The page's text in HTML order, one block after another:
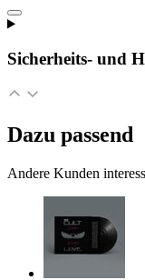
Sicherheits- und
Dazu passend
Andere Kunden